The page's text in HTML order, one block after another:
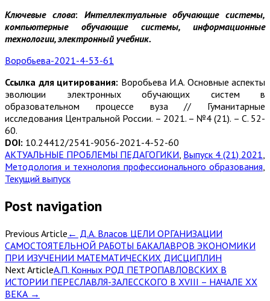
Ключевые слова: Интеллектуальные обучающие системы,
компьютерные обучающие системы, информационные
технологии, электронный учебник.
Воробьева-2021-4-53-61
Ссылка для цитирования: Воробьева И.А. Основные аспекты
эволюции электронных обучающих систем в
образовательном процессе вуза // Гуманитарные
исследования Центральной России. – 2021. – №4 (21). – С. 52-
60.
DOI: 10.24412/2541-9056-2021-4-52-60
АКТУАЛЬНЫЕ ПРОБЛЕМЫ ПЕДАГОГИКИ, Выпуск 4 (21) 2021,
Методология и технология профессионального образования,
Текущий выпуск
Post navigation
Previous Article ← Д.А. Власов ЦЕЛИ ОРГАНИЗАЦИИ
САМОСТОЯТЕЛЬНОЙ РАБОТЫ БАКАЛАВРОВ ЭКОНОМИКИ
ПРИ ИЗУЧЕНИИ МАТЕМАТИЧЕСКИХ ДИСЦИПЛИН
Next ArticleА.П. Конных РОД ПЕТРОПАВЛОВСКИХ В
ИСТОРИИ ПЕРЕСЛАВЛЯ-ЗАЛЕССКОГО В XVIII – НАЧАЛЕ XX
ВЕКА →